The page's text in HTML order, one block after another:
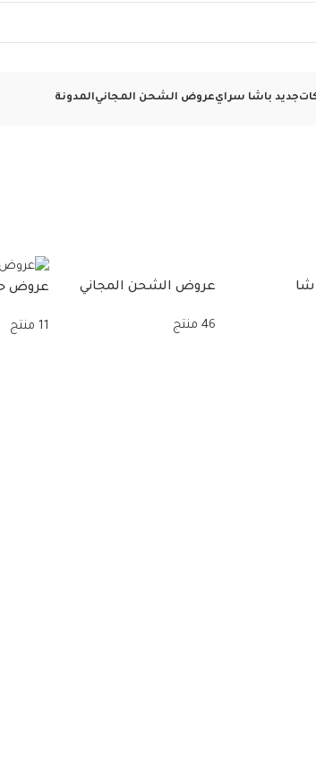
جديد باشا سرايعروض الشحن المجانيالمدونة
عروض الشحن المجاني
46 منتج
عروض
11 منتج